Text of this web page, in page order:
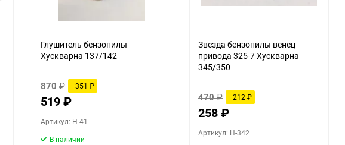
Глушитель бензопилы
Хускварна 137/142
870 ₽ −351 ₽
519₽
Артикул: H-41
В наличии
Звезда бензопилы венец
привода 325-7 Хускварна
345/350
470 ₽ −212 ₽
258₽
Артикул: H-342